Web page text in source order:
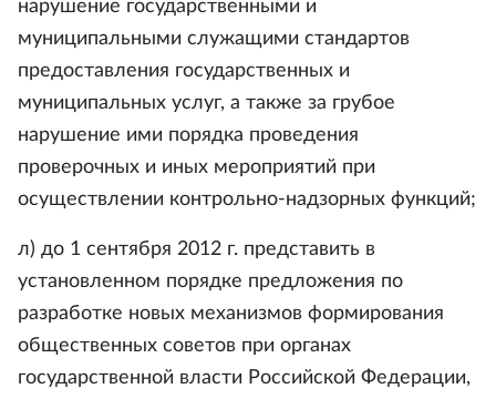
нарушение государственными и
муниципальными служащими стандартов
предоставления государственных и
муниципальных услуг, а также за грубое
нарушение ими порядка проведения
проверочных и иных мероприятий при
осуществлении контрольно-надзорных функций;
л) до 1 сентября 2012 г. представить в
установленном порядке предложения по
разработке новых механизмов формирования
общественных советов при органах
государственной власти Российской Федерации,